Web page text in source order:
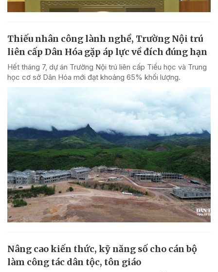
Thiếu nhân công lành nghề, Trường Nội trú
liên cấp Dân Hóa gặp áp lực về đích đúng hạn
Hết tháng 7, dự án Trường Nội trú liên cấp Tiểu học và Trung
học cơ sở Dân Hóa mới đạt khoảng 65% khối lượng.
Nâng cao kiến thức, kỹ năng số cho cán bộ
làm công tác dân tộc, tôn giáo